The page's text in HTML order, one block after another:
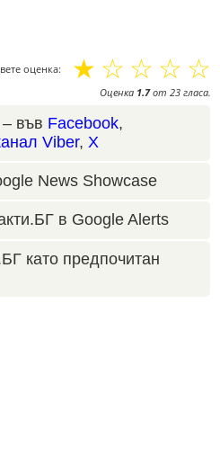
оценка: ☆
☆
☆
☆
☆
Оценка 1.7от 23 гласа.
във Facebook,
Viber, X
News Showcase
в Google Alerts
като предпочитан